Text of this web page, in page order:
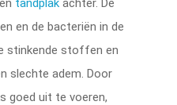
tandplak achter. De
en de bacteriën in de
stinkende stoffen en
slechte adem. Door
goed uit te voeren,